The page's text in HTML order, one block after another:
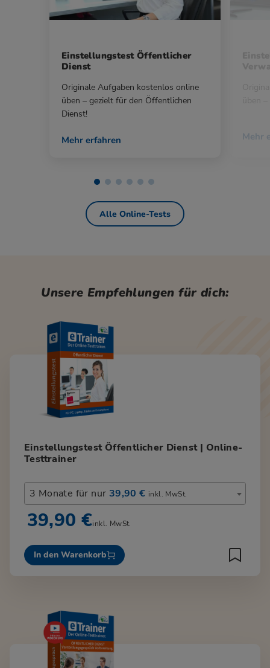
Einstellungstest Öffentlicher
Dienst
Originale Aufgaben kostenlos online
üben – gezielt für den Öffentlichen
Dienst!
Mehr erfahren Mehr
Alle Online-Tests
Unsere Empfehlungen für dich:
Einstellungstest Öffentlicher Dienst | Online-
Testtrainer
3 Monate für nur 39,90 € inkl. MwSt.
39,90 €inkl. MwSt.
In den Warenkorb